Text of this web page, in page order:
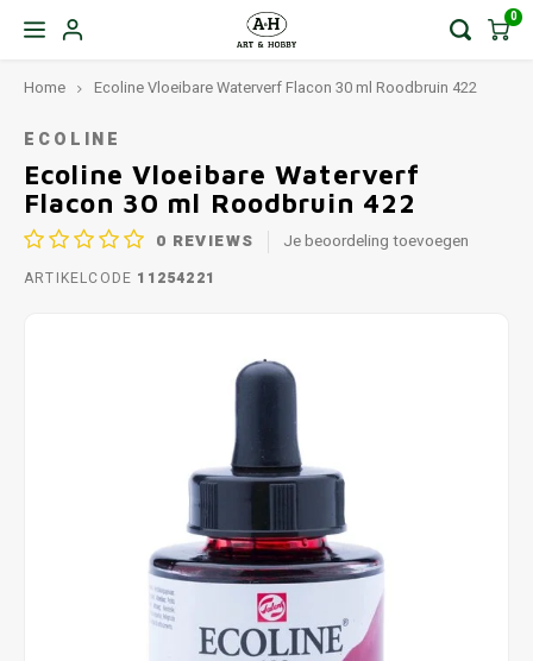
0
Home Ecoline Vloeibare Waterverf Flacon 30 ml Roodbruin 422
ECOLINE
Ecoline Vloeibare Waterverf
Flacon 30 ml Roodbruin 422
0 REVIEWS Je beoordeling toevoegen
ARTIKELCODE 11254221